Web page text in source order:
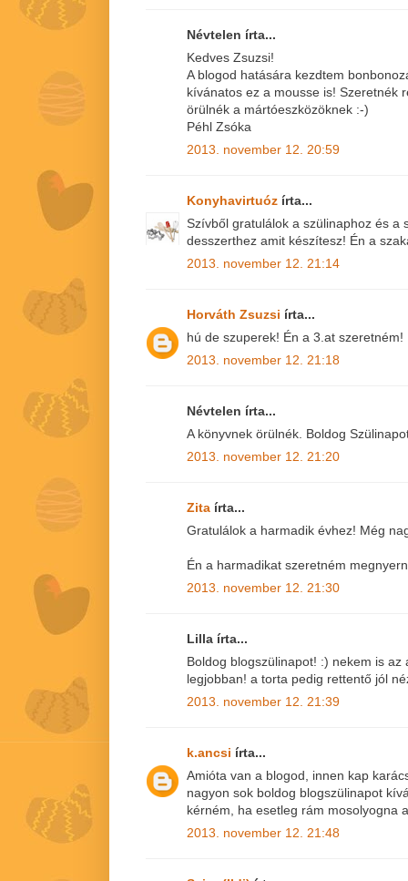
Névtelen írta...
Kedves Zsuzsi!
A blogod hatására kezdtem
kívánatos ez a mousse is! Szeretnék
örülnék a mártóeszközöknek :-)
Péhl Zsóka
2013. november 12. 20:59
Konyhavirtuóz írta...
Szívből gratulálok a szülinaphoz és a
desszerthez amit készítesz! Én a
2013. november 12. 21:14
Horváth Zsuzsi írta...
hú de szuperek! Én a 3.at szeretném!
2013. november 12. 21:18
Névtelen írta...
A könyvnek örülnék. Boldog
2013. november 12. 21:20
Zita írta...
Gratulálok a harmadik évhez! Még
Én a harmadikat szeretném
2013. november 12. 21:30
Lilla írta...
Boldog blogszülinapot! :) nekem is
legjobban! a torta pedig rettentő jól
2013. november 12. 21:39
k.ancsi írta...
Amióta van a blogod, innen kap
nagyon sok boldog blogszülinapot
kérném, ha esetleg rám mosolyogna
2013. november 12. 21:48